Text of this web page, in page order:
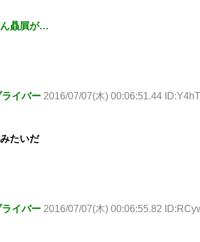
贔屓が…
イバー 2016/07/07(木) 00:06:51.44
たいだ
イバー 2016/07/07(木) 00:06:55.82